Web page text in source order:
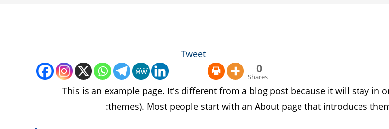
Tweet
0
Shares
This is an example page. It's different from a blog post because it will stay in
themes). Most people start with an About page that introduces